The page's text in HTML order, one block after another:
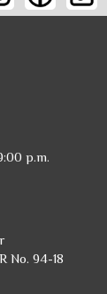
p.m.
No. 94-18